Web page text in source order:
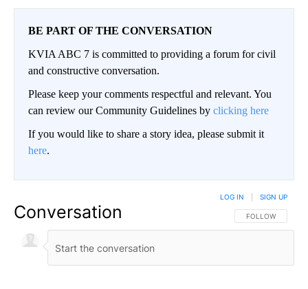
BE PART OF THE CONVERSATION
KVIA ABC 7 is committed to providing a forum for civil
and constructive conversation.
Please keep your comments respectful and relevant. You
can review our Community Guidelines by clicking here
If you would like to share a story idea, please submit it
here.
Conversation FOLLOW THIS
FOLLOW
LOG IN SIGN UP